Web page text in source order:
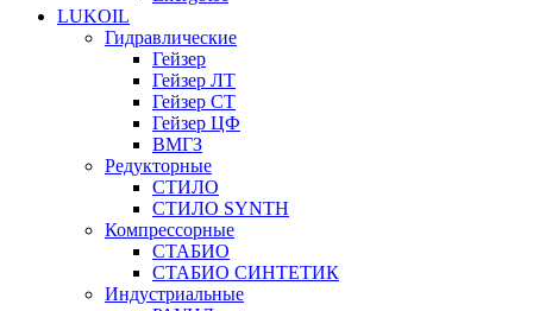
LUKOIL
Гидравлические
Гейзер
Гейзер ЛТ
Гейзер СТ
Гейзер ЦФ
ВМГЗ
Редукторные
СТИЛО
СТИЛО SYNTH
Компрессорные
СТАБИО
СТАБИО СИНТЕТИК
Индустриальные